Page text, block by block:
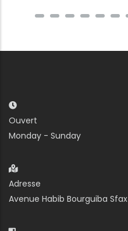
Ouvert
Monday - Sunday
Adresse
Avenue Habib Bourguiba Sfax